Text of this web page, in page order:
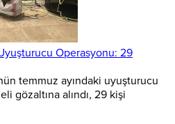
Operasyonu: 29
temmuz ayındaki uyuşturucu
gözaltına alındı, 29 kişi